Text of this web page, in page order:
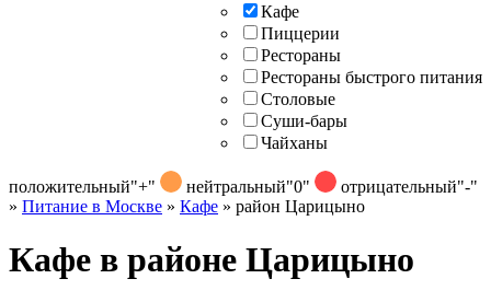
Кафе
Пиццерии
Рестораны
Рестораны быстрого питания
Столовые
Суши-бары
Чайханы
положительный"+" нейтральный"0" отрицательный"-"
» Питание в Москве » Кафе » район Царицыно
Кафе в районе Царицыно